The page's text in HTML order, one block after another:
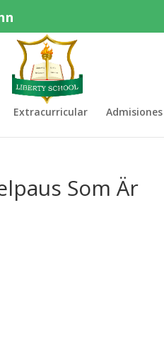
Extracurricular Admisiones
Som Är